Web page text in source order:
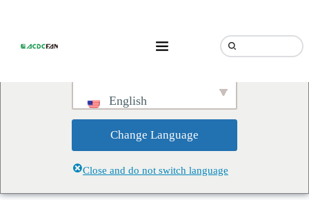
Do you want to change to:
English
Change Language
Close and do not switch language